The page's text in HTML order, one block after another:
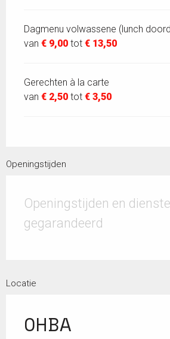
Dagmenu volwassene (lunch
van € 9,00 tot € 13,50
Gerechten à la carte
van € 2,50 tot € 3,50
Openingstijden
Openingstijden en
gegarandeerd
Locatie
OHBA